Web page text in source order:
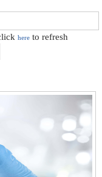
here to refresh